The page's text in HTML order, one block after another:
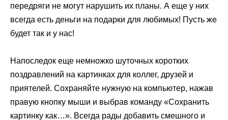
передряги не могут нарушить их планы. А еще у них
всегда есть деньги на подарки для любимых! Пусть же
будет так и у нас!
Напоследок еще немножко шуточных коротких
поздравлений на картинках для коллег, друзей и
приятелей. Сохраняйте нужную на компьютер, нажав
правую кнопку мыши и выбрав команду «Сохранить
картинку как…». Всегда рады добавить смешного и